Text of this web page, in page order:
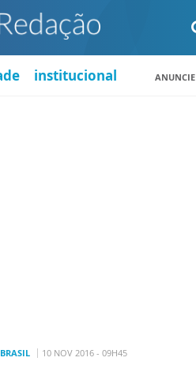
institucional ANUNCIE
BRASIL 10 NOV 2016 - 09H45